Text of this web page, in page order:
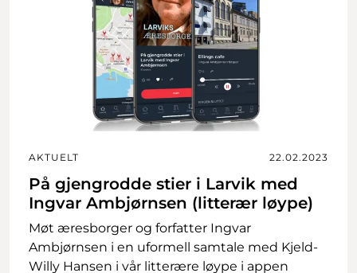
AKTUELT 22.02.2023
På gjengrodde stier i Larvik med
Ingvar Ambjørnsen (litterær løype)
Møt æresborger og forfatter Ingvar
Ambjørnsen i en uformell samtale med Kjeld-
Willy Hansen i vår litterære løype i appen